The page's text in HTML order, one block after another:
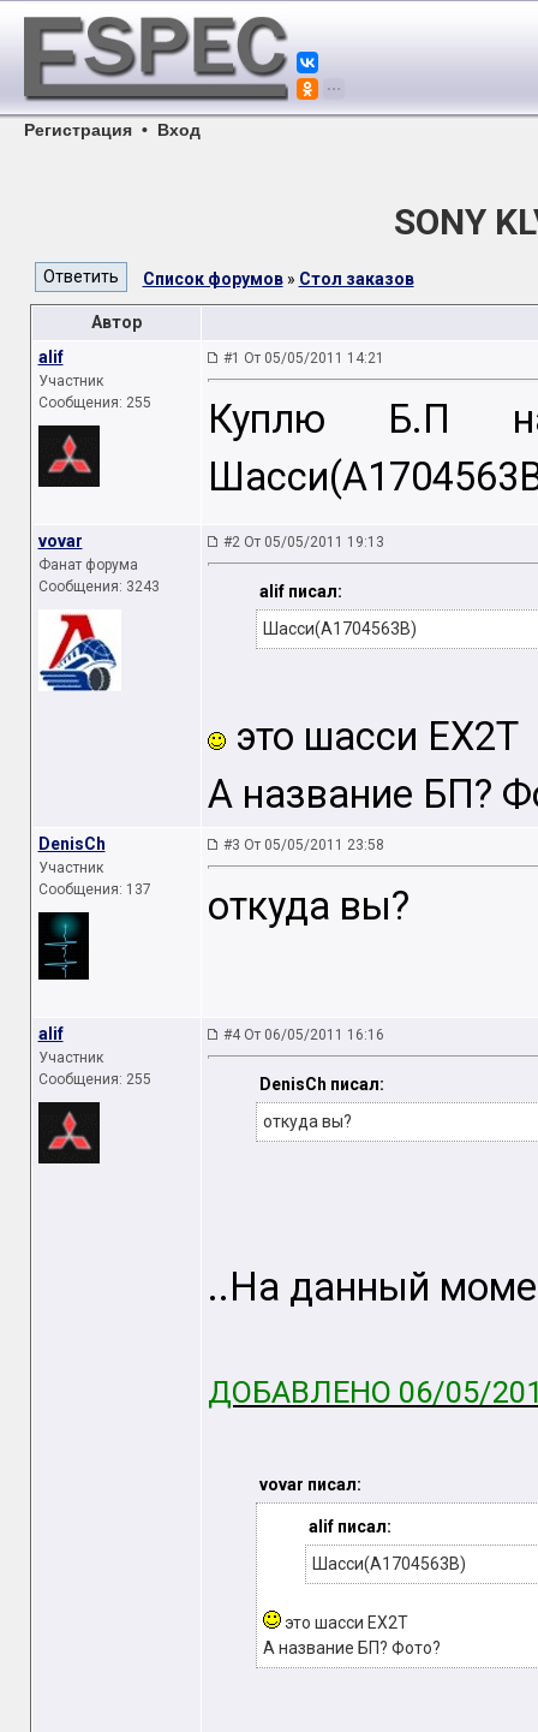
Регистрация • Вход
SONY
Список форумов» Стол заказов
Автор
alif
Участник
Сообщения: 255
#1 От 05/05/2011 14:21
Куплю Б.П
vovar
Фанат форума
Сообщения: 3243
#2 От 05/05/2011 19:13
alif писал:
Шасси(A1704563B)
это шасси EX2T
А название БП?
DenisCh
Участник
Сообщения: 137
#3 От 05/05/2011 23:58
откуда вы?
alif
Участник
Сообщения: 255
#4 От 06/05/2011 16:16
DenisCh писал:
откуда вы?
..На данный
ДОБАВЛЕНО 06/05/
vovar писал:
alif писал:
Шасси(A1704563B)
это шасси EX2T
А название БП? Фото?